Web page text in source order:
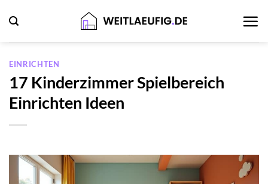
Inhalt
springen
EINRICHTEN
17 Kinderzimmer Spielbereich
Einrichten Ideen